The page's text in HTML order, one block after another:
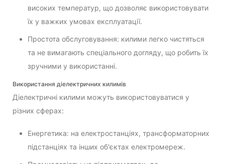
високих температур, що дозволяє використовувати
їх у важких умовах експлуатації.
Простота обслуговування: килими легко чистяться
та не вимагають спеціального догляду, що робить їх
зручними у використанні.
Використання діелектричних килимів
Діелектричні килими можуть використовуватися у
різних сферах:
Енергетика: на електростанціях, трансформаторних
підстанціях та інших об'єктах електромереж.